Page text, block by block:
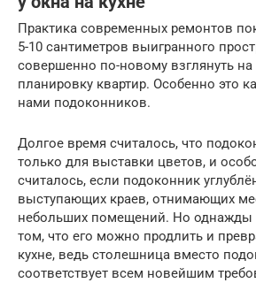
Практика современных ремонтов
5-10 сантиметров выигранного
совершенно по-новому взглянуть
планировку квартир. Особенно это
нами подоконников.
Долгое время считалось, что
только для выставки цветов, и
считалось, если подоконник
выступающих краев, отнимающих
небольших помещений. Но
том, что его можно продлить и
кухне, ведь столешница вместо
соответствует всем новейшим